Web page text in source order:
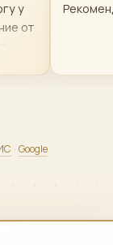
у
от
или
· Google